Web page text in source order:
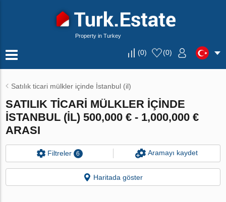
Property in Turkey
(0) (0)
Satılık ticari mülkler içinde İstanbul (il)
SATILIK TICARI MÜLKLER IÇINDE
İSTANBUL (IL) 500,000 € - 1,000,000 €
ARASI
Filtreler 6 Aramayı kaydet
Haritada göster